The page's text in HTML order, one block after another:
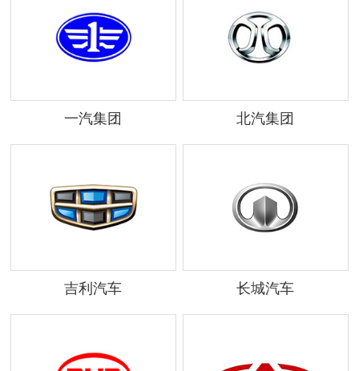
一汽集团 北汽集团
吉利汽车 长城汽车